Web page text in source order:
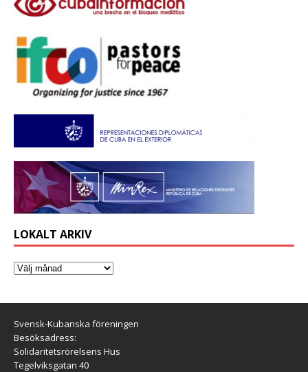
LOKALT ARKIV
Svensk-Kubanska föreningen
Besöksadress:
Solidaritetsrörelsens Hus
Tegelviksgatan 40